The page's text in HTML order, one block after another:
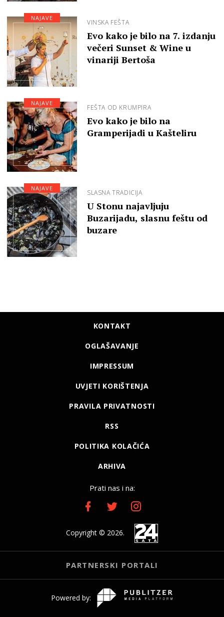
VINSKA FEŠTA
Evo kako je bilo na 7. izdanju
večeri Sunset & Wine u
vinariji Bertoša
NAJAVE
FEŠTA OD KRUMPIRA
Evo kako je bilo na
Gramperijadi u Kašteliru
NAJAVE
SLASNA TRADICIJA
U Stonu najavljuju
Buzarijadu, slasnu feštu od
buzare
NAJAVE
KONTAKT
OGLAŠAVANJE
IMPRESSUM
UVJETI KORIŠTENJA
PRAVILA PRIVATNOSTI
RSS
POLITIKA KOLAČIĆA
ARHIVA
Prati nas i na:
Copyright © 2026.
PARTNERSKI PORTALI
Powered by: